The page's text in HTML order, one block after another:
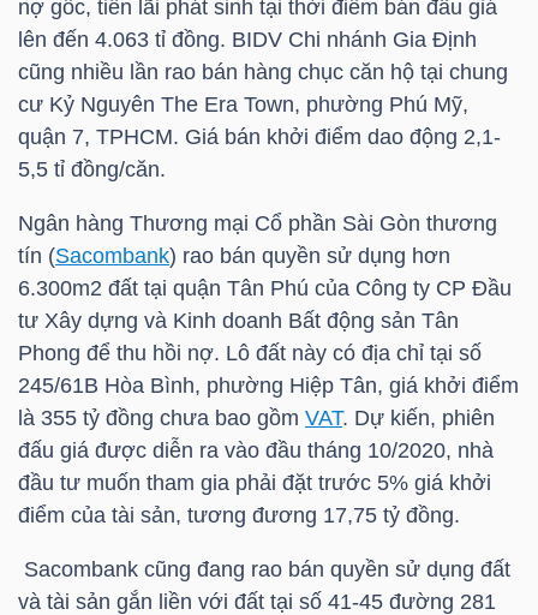
nợ gốc, tiền lãi phát sinh tại thời điểm bán đấu giá
lên đến 4.063 tỉ đồng. BIDV Chi nhánh Gia Định
cũng nhiều lần rao bán hàng chục căn hộ tại chung
cư Kỷ Nguyên The Era Town, phường Phú Mỹ,
quận 7, TPHCM. Giá bán khởi điểm dao động 2,1-
5,5 tỉ đồng/căn.
Ngân hàng Thương mại Cổ phần Sài Gòn thương
tín (Sacombank) rao bán quyền sử dụng hơn
6.300m2 đất tại quận Tân Phú của Công ty CP Đầu
tư Xây dựng và Kinh doanh Bất động sản Tân
Phong để thu hồi nợ. Lô đất này có địa chỉ tại số
245/61B Hòa Bình, phường Hiệp Tân, giá khởi điểm
là 355 tỷ đồng chưa bao gồm VAT. Dự kiến, phiên
đấu giá được diễn ra vào đầu tháng 10/2020, nhà
đầu tư muốn tham gia phải đặt trước 5% giá khởi
điểm của tài sản, tương đương 17,75 tỷ đồng.
Sacombank cũng đang rao bán quyền sử dụng đất
và tài sản gắn liền với đất tại số 41-45 đường 281
CÁ
NHÂN
PHÂN
VIETSTOCKFINANCE
NGÀNH